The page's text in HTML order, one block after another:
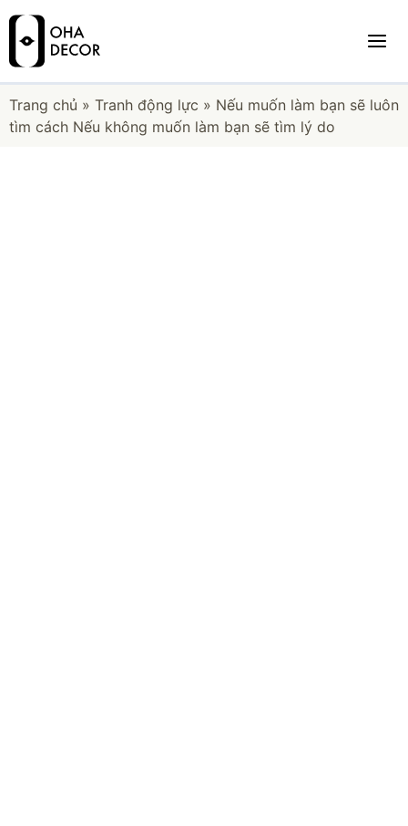
Trang chủ » Tranh động lực » Nếu muốn làm bạn sẽ luôn
tìm cách Nếu không muốn làm bạn sẽ tìm lý do